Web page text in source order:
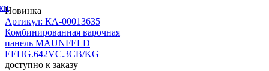
Новинка
Артикул: КА-00013635
Комбинированная варочная
панель MAUNFELD
EEHG.642VC.3CB/KG
доступно к заказу